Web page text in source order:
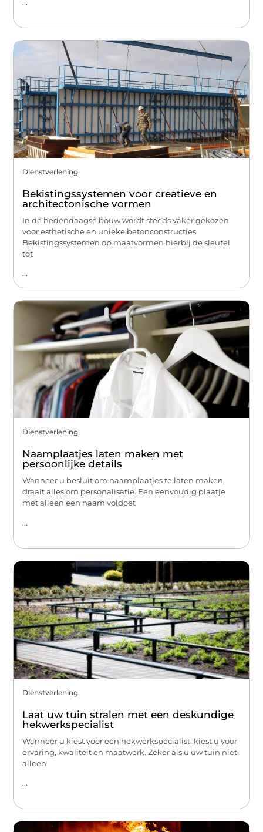
Dienstverlening
Bekistingssystemen voor creatieve en
architectonische vormen
In de hedendaagse bouw wordt steeds vaker gekozen
voor esthetische en unieke betonconstructies.
Bekistingssystemen op maatvormen hierbij de sleutel
tot
...
Dienstverlening
Naamplaatjes laten maken met
persoonlijke details
Wanneer u besluit om naamplaatjes te laten maken,
draait alles om personalisatie. Een eenvoudig plaatje
met alleen een naam voldoet
...
Dienstverlening
Laat uw tuin stralen met een deskundige
hekwerkspecialist
Wanneer u kiest voor een hekwerkspecialist, kiest u voor
ervaring, kwaliteit en maatwerk. Zeker als u uw tuin niet
alleen
...